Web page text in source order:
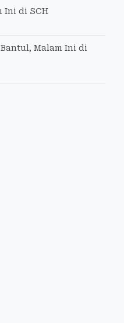
Ini di SCH
Malam Ini di